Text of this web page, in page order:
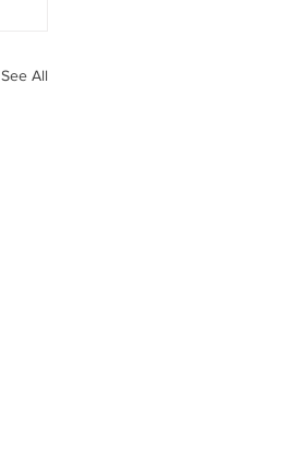
See All